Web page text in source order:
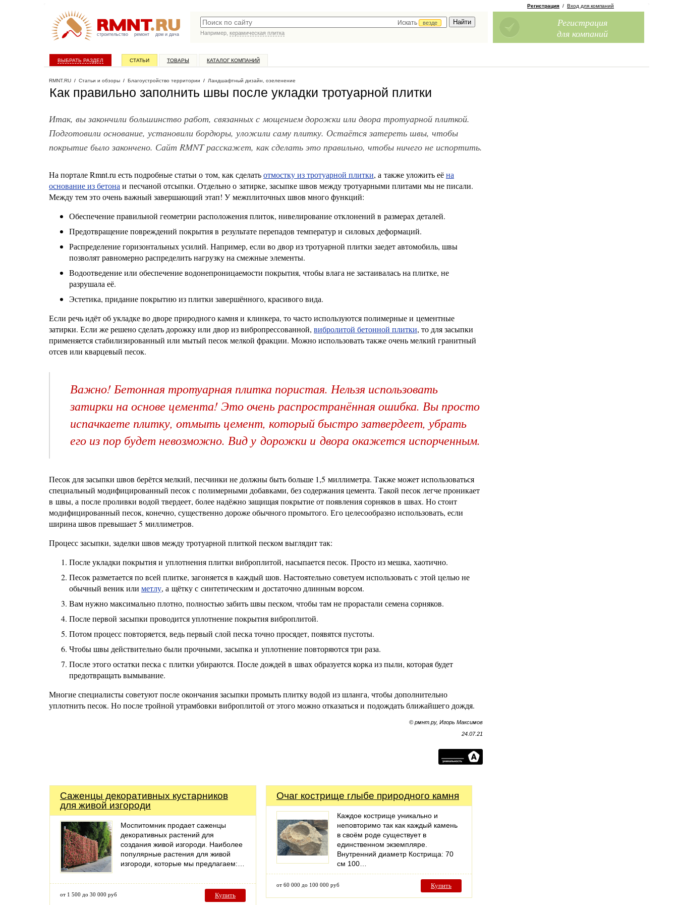
строительство ремонт дом и дача
Искать
везде
Например, керамическая плитка
Регистрация / Вход для компаний
Регистрация
для компаний
ВЫБРАТЬ РАЗДЕЛ СТАТЬИ ТОВАРЫ КАТАЛОГ КОМПАНИЙ
RMNT.RU / Статьи и обзоры / Благоустройство территории / Ландшафтный дизайн, озеленение
Как правильно заполнить швы после укладки тротуарной плитки
Итак, вы закончили большинство работ, связанных с мощением дорожки или двора тротуарной плиткой.
Подготовили основание, установили бордюры, уложили саму плитку. Остаётся затереть швы, чтобы
покрытие было закончено. Сайт RMNT расскажет, как сделать это правильно, чтобы ничего не испортить.
На портале Rmnt.ru есть подробные статьи о том, как сделатьотмостку из тротуарной плитки, а также уложить еёна
основание из бетона и песчаной отсыпки. Отдельно о затирке, засыпке швов между тротуарными плитами мы не писали.
Между тем это очень важный завершающий этап! У межплиточных швов много функций:
Обеспечение правильной геометрии расположения плиток, нивелирование отклонений в размерах деталей.
Предотвращение повреждений покрытия в результате перепадов температур и силовых деформаций.
Распределение горизонтальных усилий. Например, если во двор из тротуарной плитки заедет автомобиль, швы
позволят равномерно распределить нагрузку на смежные элементы.
Водоотведение или обеспечение водонепроницаемости покрытия, чтобы влага не застаивалась на плитке, не
разрушала её.
Эстетика, придание покрытию из плитки завершённого, красивого вида.
Если речь идёт об укладке во дворе природного камня и клинкера, то часто используются полимерные и цементные
затирки. Если же решено сделать дорожку или двор из вибропрессованной, вибролитой бетонной плитки, то для засыпки
применяется стабилизированный или мытый песок мелкой фракции. Можно использовать также очень мелкий гранитный
отсев или кварцевый песок.
Важно! Бетонная тротуарная плитка пористая. Нельзя использовать
затирки на основе цемента! Это очень распространённая ошибка. Вы просто
испачкаете плитку, отмыть цемент, который быстро затвердеет, убрать
его из пор будет невозможно. Вид у дорожки и двора окажется испорченным.
Песок для засыпки швов берётся мелкий, песчинки не должны быть больше 1,5 миллиметра. Также может использоваться
специальный модифицированный песок с полимерными добавками, без содержания цемента. Такой песок легче проникает
в швы, а после проливки водой твердеет, более надёжно защищая покрытие от появления сорняков в швах. Но стоит
модифицированный песок, конечно, существенно дороже обычного промытого. Его целесообразно использовать, если
ширина швов превышает 5 миллиметров.
Процесс засыпки, заделки швов между тротуарной плиткой песком выглядит так:
После укладки покрытия и уплотнения плитки виброплитой, насыпается песок. Просто из мешка, хаотично.
Песок разметается по всей плитке, загоняется в каждый шов. Настоятельно советуем использовать с этой целью не
обычный веник или метлу, а щётку с синтетическим и достаточно длинным ворсом.
Вам нужно максимально плотно, полностью забить швы песком, чтобы там не прорастали семена сорняков.
После первой засыпки проводится уплотнение покрытия виброплитой.
Потом процесс повторяется, ведь первый слой песка точно просядет, появятся пустоты.
Чтобы швы действительно были прочными, засыпка и уплотнение повторяются три раза.
После этого остатки песка с плитки убираются. После дождей в швах образуется корка из пыли, которая будет
предотвращать вымывание.
Многие специалисты советуют после окончания засыпки промыть плитку водой из шланга, чтобы дополнительно
уплотнить песок. Но после тройной утрамбовки виброплитой от этого можно отказаться и подождать ближайшего дождя.
© рмнт.ру, Игорь Максимов
24.07.21
Саженцы декоративных кустарников
для живой изгороди
Моспитомник продает саженцы
декоративных растений для
создания живой изгороди. Наиболее
популярные растения для живой
изгороди, которые мы предлагаем:…
от 1 500 до 30 000 руб Купить
Очаг кострище глыбе природного камня
Каждое кострище уникально и
неповторимо так как каждый камень
в своём роде существует в
единственном экземпляре.
Внутренний диаметр Кострища: 70
см 100…
от 60 000 до 100 000 руб Купить